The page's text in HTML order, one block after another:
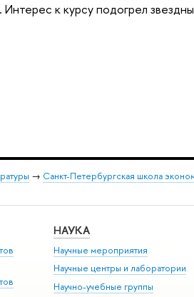
к курсу подогрел
→ Санкт-Петербургская школа
НАУКА
Научные мероприятия
Научные центры и лаборатории
Научно-учебные группы